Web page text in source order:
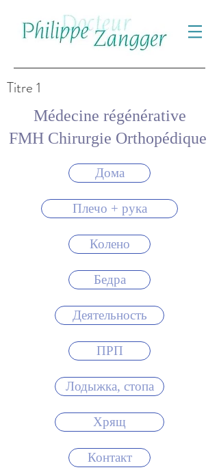
Titre 1
Médecine régénérative
FMH Chirurgie Orthopédique
Дома
Плечо + рука
Колено
Бедра
Деятельность
ПРП
Лодыжка, стопа
Хрящ
Контакт